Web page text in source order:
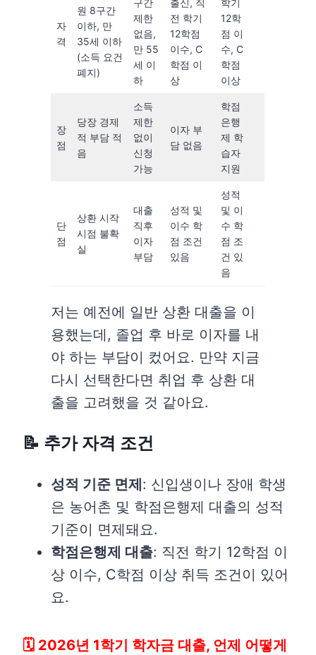
자
격
원 8구간
이하, 만
35세 이하
(소득 요건
폐지)
구간
제한
없음,
만 55
세 이
하
출신, 직
전 학기
12학점
이수, C
학점 이
상
학기
12학
점 이
수, C
학점
이상
장
점
당장 경제
적 부담 적
음
소득
제한
없이
신청
가능
이자 부
담 없음
학점
은행
제 학
습자
지원
단
점
상환 시작
시점 불확
실
대출
직후
이자
부담
성적 및
이수 학
점 조건
있음
성적
및 이
수 학
점 조
건 있
음
저는 예전에 일반 상환 대출을 이
용했는데, 졸업 후 바로 이자를 내
야 하는 부담이 컸어요. 만약 지금
다시 선택한다면 취업 후 상환 대
출을 고려했을 것 같아요.
📝 추가 자격 조건
성적 기준 면제 : 신입생이나 장애 학생
은 농어촌 및 학점은행제 대출의 성적
기준이 면제돼요.
학점은행제 대출: 직전 학기 12학점 이
상 이수, C학점 이상 취득 조건이 있어
요.
🗓️ 2026년 1학기 학자금 대출, 언제 어떻게